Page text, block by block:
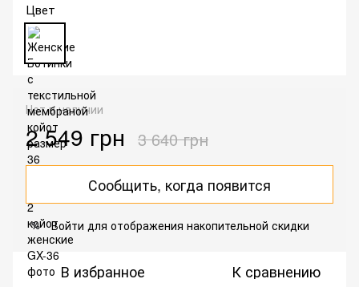
Цвет
Нет в наличии
2 549 грн 3 640 грн
Сообщить, когда появится
% Войти для отображения накопительной скидки
В избранное К сравнению